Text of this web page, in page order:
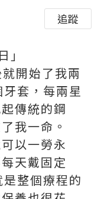
追蹤
開始了我兩
套，每兩星
傳統的鋼
我一命。
以一勞永
天戴固定
整個療程的